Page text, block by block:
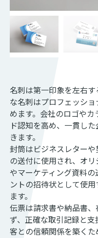
名刺は第一印象を左右
な名刺はプロフェッシ
めます。会社のロゴや
ド認知を高め、一貫し
きます。
封筒はビジネスレター
の送付に使用され、オ
やマーケティング資料
ントの招待状として使
ます。
伝票は請求書や納品書
ず、正確な取引記録と
客との信頼関係を築くた